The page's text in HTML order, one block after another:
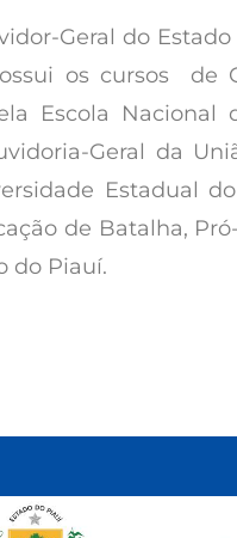
Geral do
os cursos de
Escola Nacional
Geral da
Estadual
de Batalha,
do Piauí.